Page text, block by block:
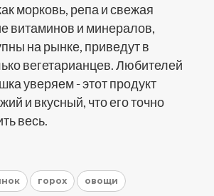
морковь, репа и свежая
витаминов и минералов,
на рынке, приведут в
вегетарианцев. Любителей
уверяем - этот продукт
и вкусный, что его точно
весь.
горох овощи